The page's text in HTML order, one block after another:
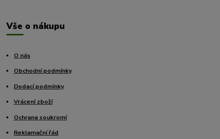
Vše o nákupu
O nás
Obchodní podmínky
Dodací podmínky
Vrácení zboží
Ochrana soukromí
Reklamační řád